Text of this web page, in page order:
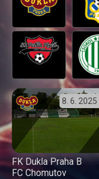
8. 6. 2025
FK Dukla Praha B
FC Chomutov